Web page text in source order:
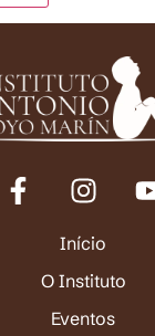
Início
O Instituto
Eventos